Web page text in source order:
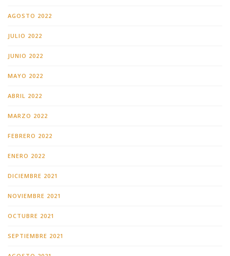
AGOSTO 2022
JULIO 2022
JUNIO 2022
MAYO 2022
ABRIL 2022
MARZO 2022
FEBRERO 2022
ENERO 2022
DICIEMBRE 2021
NOVIEMBRE 2021
OCTUBRE 2021
SEPTIEMBRE 2021